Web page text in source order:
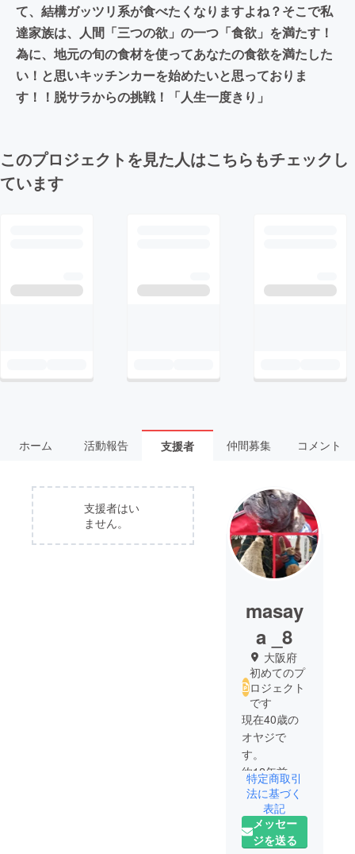
て、結構ガッツリ系が食べたくなりますよね？そこで私
達家族は、人間「三つの欲」の一つ「食欲」を満たす！
為に、地元の旬の食材を使ってあなたの食欲を満たした
い！と思いキッチンカーを始めたいと思っておりま
す！！脱サラからの挑戦！「人生一度きり」
このプロジェクトを見た人はこちらもチェックし
ています
ホーム 活動報告 支援者 仲間募集 コメント
支援者はい
ません。
masay
a _8
大阪府
初めてのプ
ロジェクト
です
現在40歳の
オヤジで
す。
約12年前に
パニック障
害を発症
し、苦しい
時もありま
特定商取引
法に基づく
表記
メッセー
ジを送る